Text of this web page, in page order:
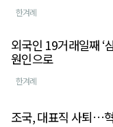
한겨례
외국인 19거래일째
원인으로
한겨례
조국, 대표직 사퇴…